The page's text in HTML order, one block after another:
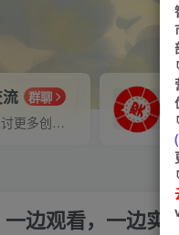
群聊
研究探讨更多创业项目路子。
边观看，一边实